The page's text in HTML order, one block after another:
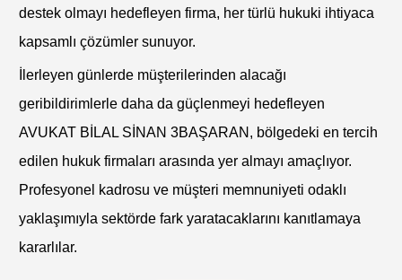
destek olmayı hedefleyen firma, her türlü hukuki ihtiyaca
kapsamlı çözümler sunuyor.
İlerleyen günlerde müşterilerinden alacağı
geribildirimlerle daha da güçlenmeyi hedefleyen
AVUKAT BİLAL SİNAN 3BAŞARAN, bölgedeki en tercih
edilen hukuk firmaları arasında yer almayı amaçlıyor.
Profesyonel kadrosu ve müşteri memnuniyeti odaklı
yaklaşımıyla sektörde fark yaratacaklarını kanıtlamaya
kararlılar.